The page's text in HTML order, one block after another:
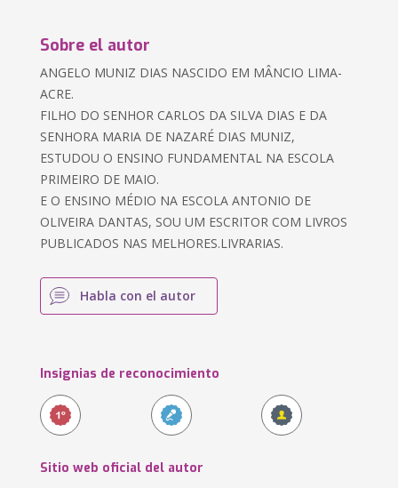
Sobre el autor
ANGELO MUNIZ DIAS NASCIDO EM MÂNCIO LIMA-
ACRE.
FILHO DO SENHOR CARLOS DA SILVA DIAS E DA
SENHORA MARIA DE NAZARÉ DIAS MUNIZ,
ESTUDOU O ENSINO FUNDAMENTAL NA ESCOLA
PRIMEIRO DE MAIO.
E O ENSINO MÉDIO NA ESCOLA ANTONIO DE
OLIVEIRA DANTAS, SOU UM ESCRITOR COM LIVROS
PUBLICADOS NAS MELHORES.LIVRARIAS.
Habla con el autor
Insignias de reconocimiento
Sitio web oficial del autor